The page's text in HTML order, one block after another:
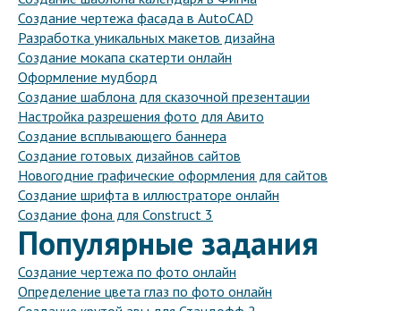
Создание чертежа фасада в AutoCAD
Разработка уникальных макетов дизайна
Создание мокапа скатерти онлайн
Оформление мудборд
Создание шаблона для сказочной презентации
Настройка разрешения фото для Авито
Создание всплывающего баннера
Создание готовых дизайнов сайтов
Новогодние графические оформления для сайтов
Создание шрифта в иллюстраторе онлайн
Создание фона для Construct 3
Популярные задания
Создание чертежа по фото онлайн
Определение цвета глаз по фото онлайн